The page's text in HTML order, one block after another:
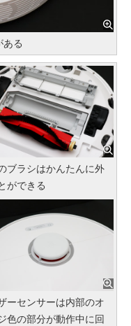
ある
ブラシはかんたんに外
ができる
ーセンサーは内部のオ
色の部分が動作中に回